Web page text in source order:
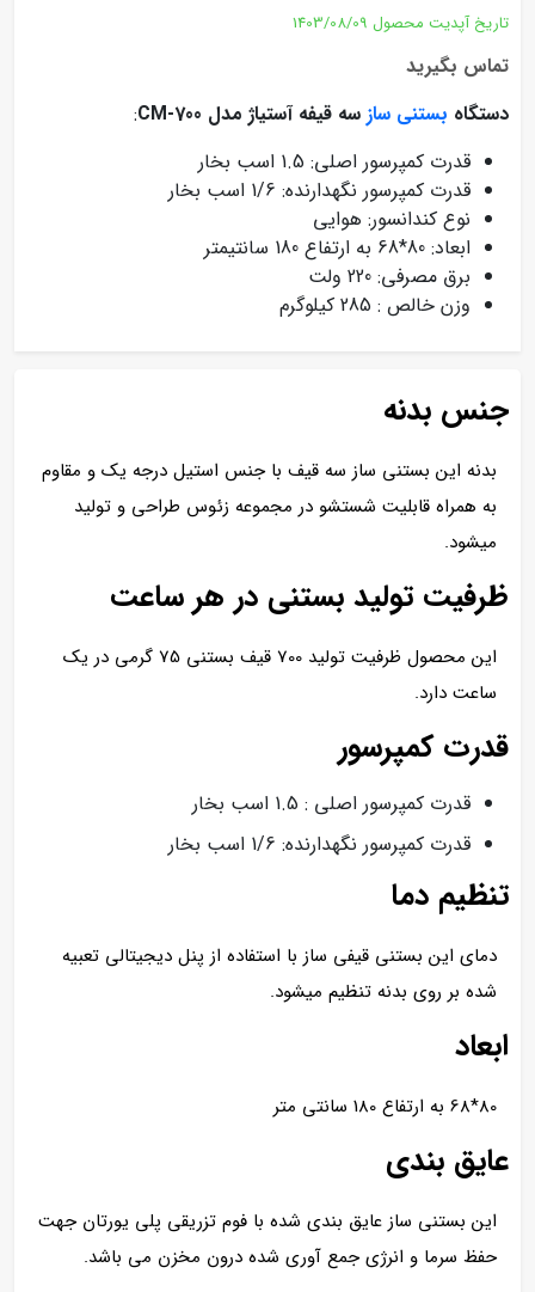
تاریخ آپدیت محصول 1403/08/09
تماس بگیرید
دستگاه بستنی ساز سه قیفه آستیاژ مدل CM-700
:
قدرت کمپرسور اصلی: 1.5 اسب بخار
قدرت کمپرسور نگهدارنده: 1/6 اسب بخار
نوع کندانسور: هوایی
ابعاد: 80*68 به ارتفاع 180 سانتیمتر
برق مصرفی: 220 ولت
وزن خالص : 285 کیلوگرم
جنس بدنه
بدنه این بستنی ساز سه قیف با جنس استیل درجه یک و مقاوم
به همراه قابلیت شستشو در مجموعه زئوس طراحی و تولید
میشود.
ظرفیت تولید بستنی در هر ساعت
این محصول ظرفیت تولید 700 قیف بستنی 75 گرمی در یک
ساعت دارد.
قدرت کمپرسور
قدرت کمپرسور اصلی : 1.5 اسب بخار
قدرت کمپرسور نگهدارنده: 1/6 اسب بخار
تنظیم دما
دمای این بستنی قیفی ساز با استفاده از پنل دیجیتالی تعبیه
شده بر روی بدنه تنظیم میشود.
ابعاد
80*68 به ارتفاع 180 سانتی متر
عایق بندی
این بستنی ساز عایق بندی شده با فوم تزریقی پلی یورتان جهت
حفظ سرما و انرژی جمع آوری شده درون مخزن می باشد.